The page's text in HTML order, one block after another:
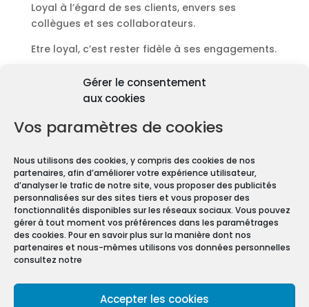
Gérer le consentement
aux cookies
Vos paramètres de cookies
Nous utilisons des cookies, y compris des cookies de nos
partenaires, afin d’améliorer votre expérience utilisateur,
d’analyser le trafic de notre site, vous proposer des publicités
personnalisées sur des sites tiers et vous proposer des
fonctionnalités disponibles sur les réseaux sociaux. Vous pouvez
gérer à tout moment vos préférences dans les paramétrages
des cookies. Pour en savoir plus sur la manière dont nos
partenaires et nous-mêmes utilisons vos données personnelles
consultez notre
Accepter les cookies
Loyal à l’égard de ses clients, envers ses
collègues et ses collaborateurs.
Etre loyal, c’est rester fidèle à ses engagements.
Découvrir les diagnostics
Pourquoi les diagnostics
immobiliers sont
obligatoires ?
Carrez, les diagnostics immobiliers sont devenus
obligatoires pour toute transaction immobilière.
En effet, que vous vendiez ou louiez une maison
ou un appartement, vous devez constituer un
Dossier de Diagnostic Technique (DDT).
Mentions légales